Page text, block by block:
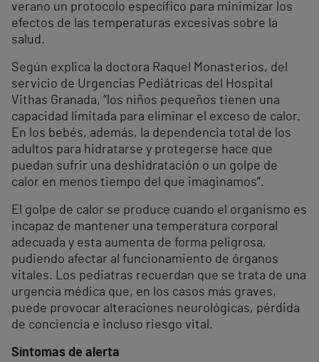
verano un protocolo específico para minimizar los
efectos de las temperaturas excesivas sobre la
salud.
Según explica la doctora Raquel Monasterios, del
servicio de Urgencias Pediátricas del Hospital
Vithas Granada, “los niños pequeños tienen una
capacidad limitada para eliminar el exceso de calor.
En los bebés, además, la dependencia total de los
adultos para hidratarse y protegerse hace que
puedan sufrir una deshidratación o un golpe de
calor en menos tiempo del que imaginamos”.
El golpe de calor se produce cuando el organismo es
incapaz de mantener una temperatura corporal
adecuada y esta aumenta de forma peligrosa,
pudiendo afectar al funcionamiento de órganos
vitales. Los pediatras recuerdan que se trata de una
urgencia médica que, en los casos más graves,
puede provocar alteraciones neurológicas, pérdida
de conciencia e incluso riesgo vital.
Síntomas de alerta